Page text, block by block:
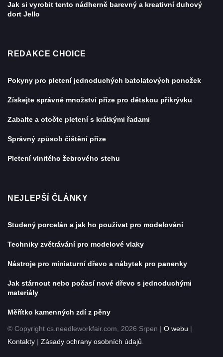
Jak si vyrobit tento nádherně barevný a kreativní duhový
dort Jello
REDAKCE CHOICE
Pokyny pro pletení jednoduchých batolatových ponožek
Získejte správné množství příze pro dětskou přikrývku
Zabalte a otočte pletení s krátkými řadami
Správný způsob čištění příze
Pletení vlnitého žebrového stehu
NEJLEPŠÍ ČLÁNKY
Studený porcelán a jak ho používat pro modelování
Techniky zvětrávání pro modelové vlaky
Nástroje pro miniaturní dřevo a nábytek pro panenky
Jak stárnout nebo počasí nové dřevo s jednoduchými
materiály
Měřítko kamenných zdí z pěny
© Copyright cs.needleworkfair.com, 2026 Srpen | O webu |
Kontakty | Zásady ochrany osobních údajů